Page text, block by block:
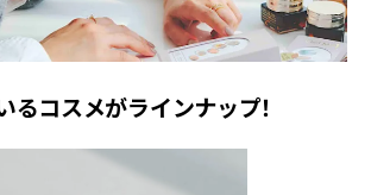
るコスメがラインナップ！